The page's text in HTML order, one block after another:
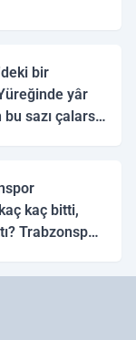
bir
yâr
bu sazı çalarsa
kaç bitti,
Trabzonspor